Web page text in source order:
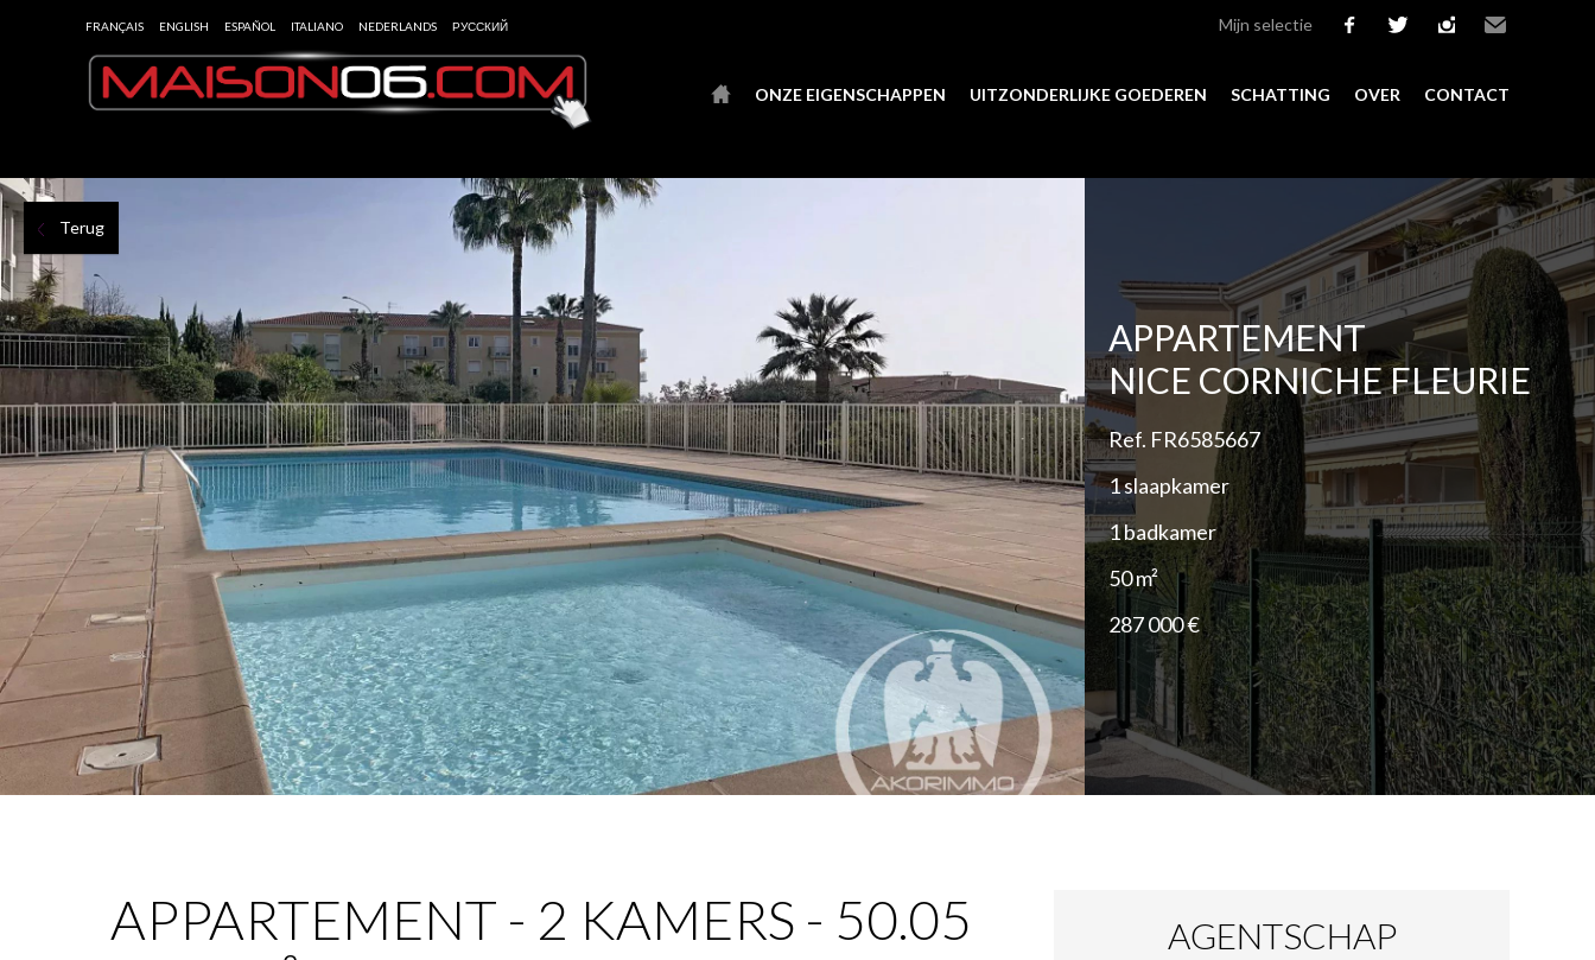
FRANÇAIS ENGLISH ESPAÑOL ITALIANO NEDERLANDS РУССКИЙ Mijn selectie
ONZE EIGENSCHAPPEN UITZONDERLIJKE GOEDEREN SCHATTING OVER CONTACT
Terug
APPARTEMENT
NICE CORNICHE FLEURIE
Ref. FR6585667
1 slaapkamer
1 badkamer
50 m²
287 000 €
APPARTEMENT - 2 KAMERS - 50.05
AGENTSCHAP